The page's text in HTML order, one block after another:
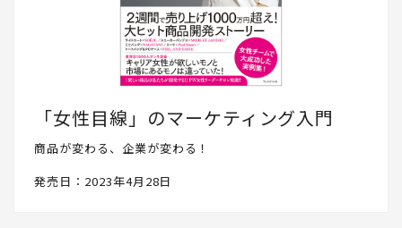
「女性目線」のマーケティング入門
商品が変わる、企業が変わる！
発売日：2023年4月28日